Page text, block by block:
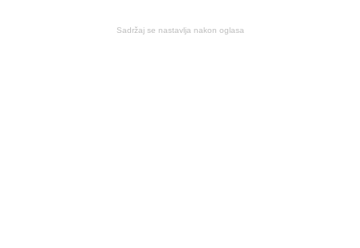
Sadržaj se nastavlja nakon oglasa